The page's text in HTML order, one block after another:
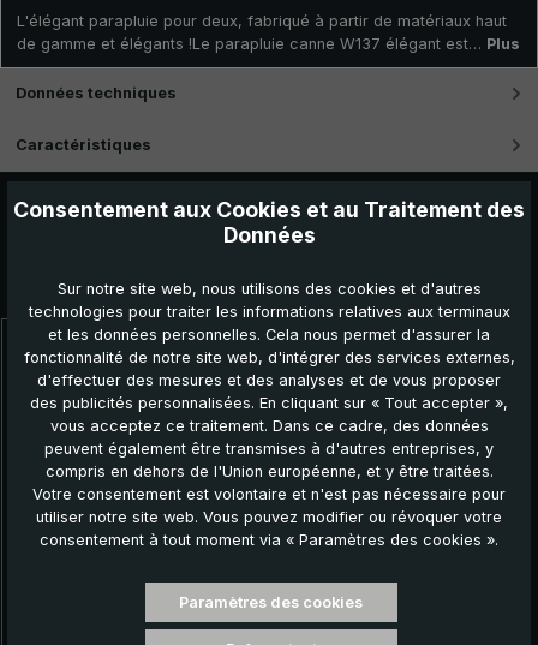
L'élégant parapluie pour deux, fabriqué à partir de matériaux haut
de gamme et élégants !Le parapluie canne W137 élégant est… Plus
Données techniques
Caractéristiques
Ignorer la galerie de produits
Autres produits que vous pourriez aimer :
Consentement aux Cookies et au Traitement des
Données
Sur notre site web, nous utilisons des cookies et d'autres
technologies pour traiter les informations relatives aux terminaux
et les données personnelles. Cela nous permet d'assurer la
fonctionnalité de notre site web, d'intégrer des services externes,
d'effectuer des mesures et des analyses et de vous proposer
des publicités personnalisées. En cliquant sur « Tout accepter »,
vous acceptez ce traitement. Dans ce cadre, des données
peuvent également être transmises à d'autres entreprises, y
compris en dehors de l'Union européenne, et y être traitées.
Votre consentement est volontaire et n'est pas nécessaire pour
utiliser notre site web. Vous pouvez modifier ou révoquer votre
consentement à tout moment via « Paramètres des cookies ».
Paramètres des cookies